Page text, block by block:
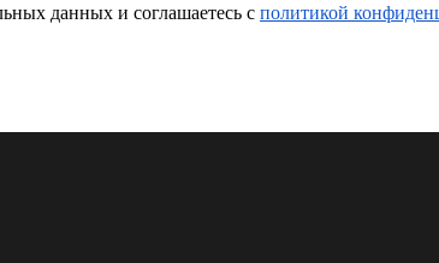
данных и соглашаетесь с политикой